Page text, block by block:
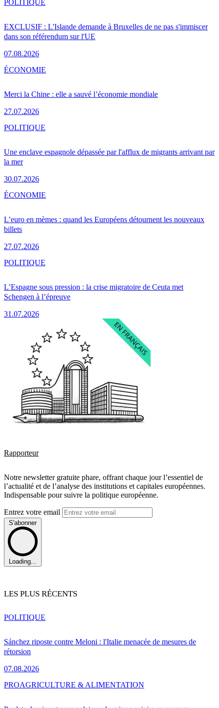
EXCLUSIF : L'Islande demande à Bruxelles de ne pas s'immiscer
dans son référendum sur l'UE
07.08.2026
POLITIQUE
Merci la Chine : elle a sauvé l’économie mondiale
27.07.2026
ÉCONOMIE
Une enclave espagnole dépassée par l'afflux de migrants arrivant par
la mer
30.07.2026
POLITIQUE
L’euro en mèmes : quand les Européens détournent les nouveaux
billets
27.07.2026
ÉCONOMIE
L’Espagne sous pression : la crise migratoire de Ceuta met
Schengen à l’épreuve
31.07.2026
POLITIQUE
Rapporteur
Notre newsletter gratuite phare, offrant chaque jour l’essentiel de
l’actualité et de l’analyse des institutions et capitales européennes.
Indispensable pour suivre la politique européenne.
Entrez votre email
S'abonner
Loading...
LES PLUS RÉCENTS
Sánchez riposte contre Meloni : l'Italie menacée de mesures de
rétorsion
07.08.2026
POLITIQUE
PROAGRICULTURE & ALIMENTATION